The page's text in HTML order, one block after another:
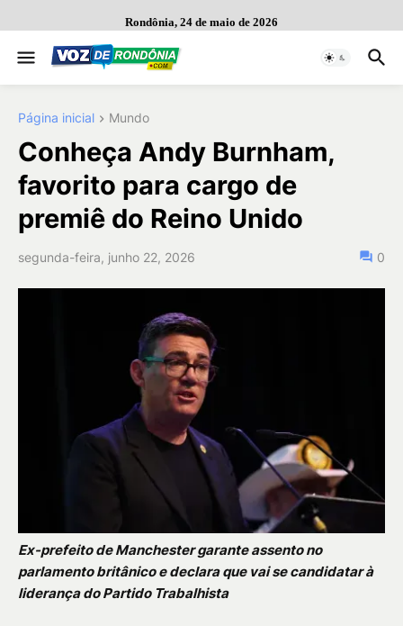
Rondônia, 24 de maio de 2026
Página inicial Mundo
Conheça Andy Burnham,
favorito para cargo de
premiê do Reino Unido
segunda-feira, junho 22, 2026 0
Ex-prefeito de Manchester garante assento no
parlamento britânico e declara que vai se candidatar à
liderança do Partido Trabalhista